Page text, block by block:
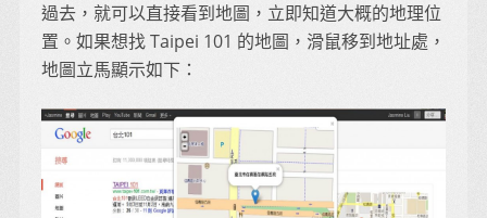
過去，就可以直接看到地圖，立即知道大概的地理位
置。如果想找 Taipei 101 的地圖，滑鼠移到地址處，
地圖立馬顯示如下：